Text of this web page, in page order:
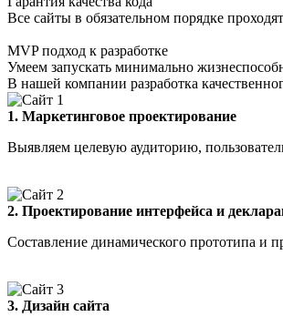
Все сайты в обязательном порядке
MVP подход к разработке
Умеем запускать минимально
В нашей компании разработка
1. Маркетинговое проектирование
Выявляем целевую аудиторию,
2. Проектирование интерфейса и
Составление динамического прототипа и
3. Дизайн сайта